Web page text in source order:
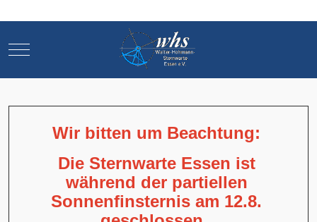
Mobile Menu Toggle
Wir bitten um Beachtung:
Die Sternwarte Essen ist
während der partiellen
Sonnenfinsternis am 12.8.